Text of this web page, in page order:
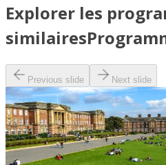
Explorer les
similaires
Previous slide Next slide